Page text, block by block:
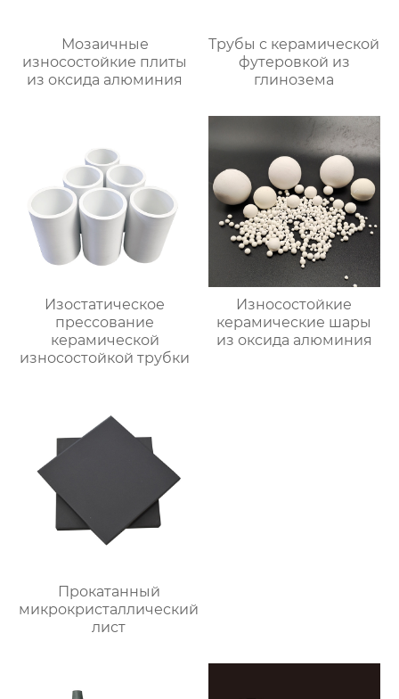
Мозаичные
износостойкие плиты
из оксида алюминия
Трубы с керамической
футеровкой из
глинозема
Изостатическое
прессование
керамической
износостойкой трубки
Износостойкие
керамические шары
из оксида алюминия
Прокатанный
микрокристаллический
лист